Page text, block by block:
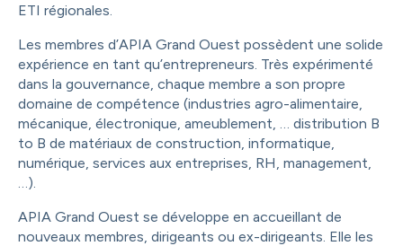
ETI régionales.
Les membres d’APIA Grand Ouest possèdent une solide
expérience en tant qu’entrepreneurs. Très expérimenté
dans la gouvernance, chaque membre a son propre
domaine de compétence (industries agro-alimentaire,
mécanique, électronique, ameublement, … distribution B
to B de matériaux de construction, informatique,
numérique, services aux entreprises, RH, management,
…).
APIA Grand Ouest se développe en accueillant de
nouveaux membres, dirigeants ou ex-dirigeants. Elle les